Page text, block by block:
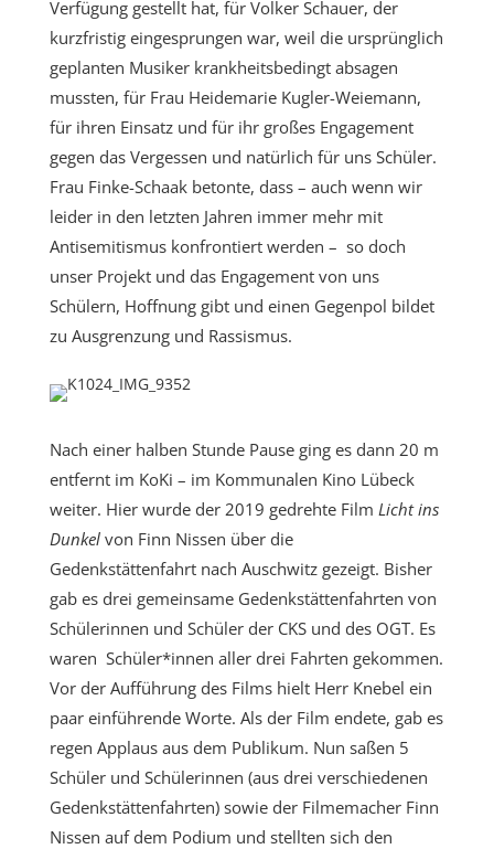
Verfügung gestellt hat, für Volker Schauer, der
kurzfristig eingesprungen war, weil die ursprünglich
geplanten Musiker krankheitsbedingt absagen
mussten, für Frau Heidemarie Kugler-Weiemann,
für ihren Einsatz und für ihr großes Engagement
gegen das Vergessen und natürlich für uns Schüler.
Frau Finke-Schaak betonte, dass – auch wenn wir
leider in den letzten Jahren immer mehr mit
Antisemitismus konfrontiert werden – so doch
unser Projekt und das Engagement von uns
Schülern, Hoffnung gibt und einen Gegenpol bildet
zu Ausgrenzung und Rassismus.
Nach einer halben Stunde Pause ging es dann 20 m
entfernt im KoKi – im Kommunalen Kino Lübeck
weiter. Hier wurde der 2019 gedrehte Film Licht ins
Dunkelvon Finn Nissen über die
Gedenkstättenfahrt nach Auschwitz gezeigt. Bisher
gab es drei gemeinsame Gedenkstättenfahrten von
Schülerinnen und Schüler der CKS und des OGT. Es
waren Schüler*innen aller drei Fahrten gekommen.
Vor der Aufführung des Films hielt Herr Knebel ein
paar einführende Worte. Als der Film endete, gab es
regen Applaus aus dem Publikum. Nun saßen 5
Schüler und Schülerinnen (aus drei verschiedenen
Gedenkstättenfahrten) sowie der Filmemacher Finn
Nissen auf dem Podium und stellten sich den